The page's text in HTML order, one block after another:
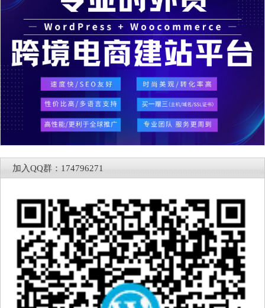
加入QQ群：174796271